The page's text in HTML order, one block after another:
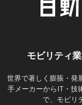
モビリティ
世界で著しく膨脹・発
手メーカーからIT・技
で、モビリ